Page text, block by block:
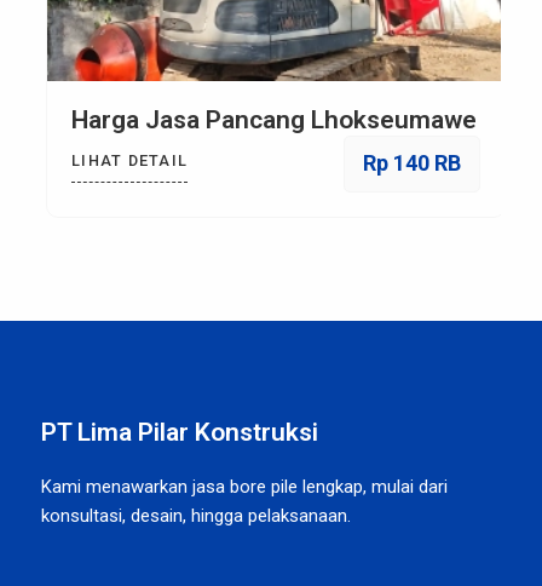
Harga Jasa Pancang Lhokseumawe
Rp 140 RB
LIHAT DETAIL
PT Lima Pilar Konstruksi
Kami menawarkan jasa bore pile lengkap, mulai dari
konsultasi, desain, hingga pelaksanaan.